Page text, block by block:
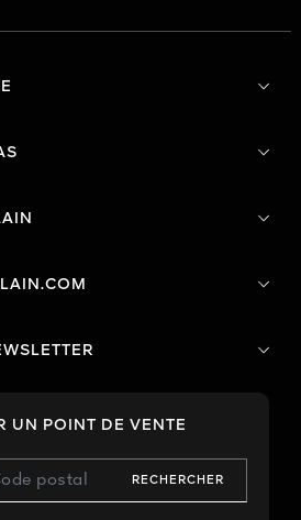
UN POINT DE VENTE
RECHERCHER